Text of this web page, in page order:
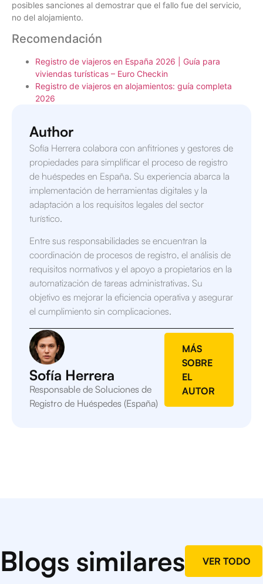
posibles sanciones al demostrar que el fallo fue del servicio,
no del alojamiento.
Recomendación
Registro de viajeros en España 2026 | Guía para
viviendas turísticas – Euro Checkin
Registro de viajeros en alojamientos: guía completa
2026
Author
Sofía Herrera colabora con anfitriones y gestores de
propiedades para simplificar el proceso de registro
de huéspedes en España. Su experiencia abarca la
implementación de herramientas digitales y la
adaptación a los requisitos legales del sector
turístico.
Entre sus responsabilidades se encuentran la
coordinación de procesos de registro, el análisis de
requisitos normativos y el apoyo a propietarios en la
automatización de tareas administrativas. Su
objetivo es mejorar la eficiencia operativa y asegurar
el cumplimiento sin complicaciones.
Sofía Herrera
Responsable de Soluciones de
Registro de Huéspedes (España)
MÁS
SOBRE
EL
AUTOR
Blogs similares VER TODO